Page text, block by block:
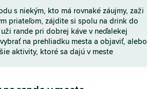
o
v
k
a
T
s niekým, kto má rovnaké záujmy, zaži
priateľom, zájdite si spolu na drink do
rande pri dobrej káve v neďalekej
na prehliadku mesta a objaviť, alebo
aktivity, ktoré sa dajú v meste